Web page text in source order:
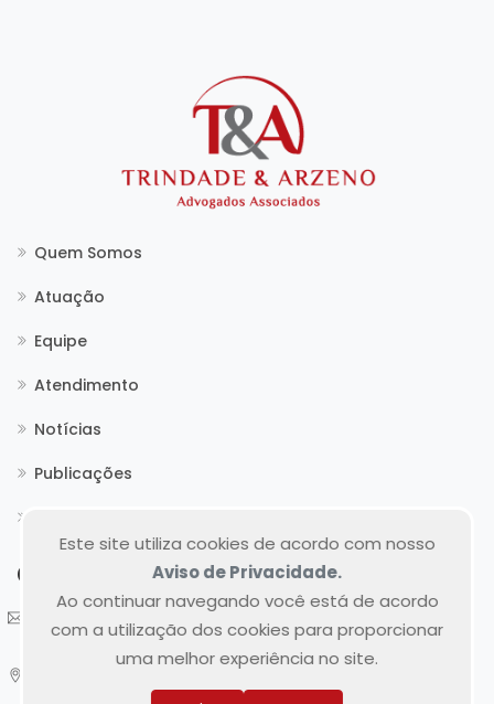
Quem Somos
Atuação
Equipe
Atendimento
Notícias
Publicações
Contato
atendimento@tea.adv.br
R. Fernando Amaro, 71
Bairro Alto da Rua XV, Matriz, Curitiba/PR
Este site utiliza cookies de acordo com nosso
Aviso de Privacidade.
Ao continuar navegando você está de acordo
com a utilização dos cookies para proporcionar
uma melhor experiência no site.